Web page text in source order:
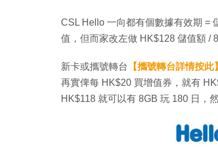
CSL Hello 一向都有個數據有效期 =
值，但而家改左做 HK$128 儲值額 /
新卡或攜號轉台 【攜號轉台詳情按此】
再實俾每 HK$20 買增值券，就有
HK$118 就可以有 8GB 玩 180 日，